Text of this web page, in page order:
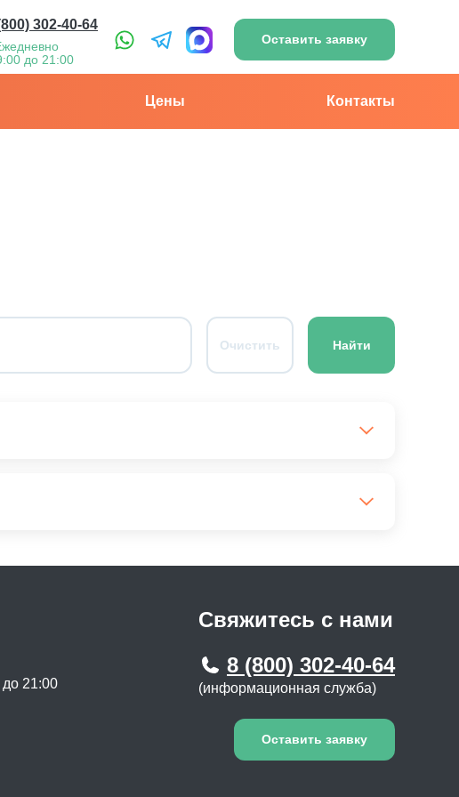
302-40-64
до 21:00
Оставить заявку
Цены Контакты
Очистить Найти
Пансионат для престарелых с артрозом
21:00
Свяжитесь с нами
8 (800) 302-40-64
(информационная служба)
Оставить заявку